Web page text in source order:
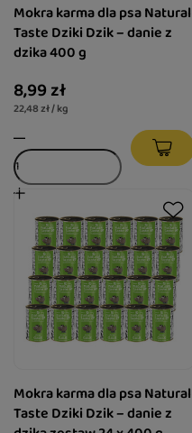
Mokra karma dla psa Natural
Taste Dziki Dzik – danie z
dzika 400 g
8,99 zł
22,48 zł / kg
Mokra karma dla psa Natural
Taste Dziki Dzik – danie z